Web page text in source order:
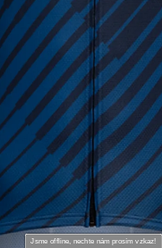
Jsme offline, nechte nám prosím vzkaz!